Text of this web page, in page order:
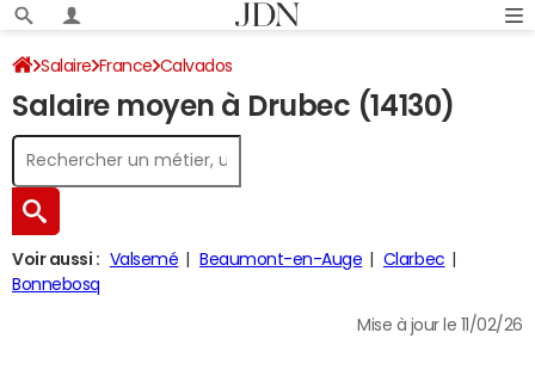
Salaire France Calvados
Salaire moyen à Drubec (14130)
Voir aussi : Valsemé Beaumont-en-Auge
Clarbec
Bonnebosq
Mise à jour le 11/02/26